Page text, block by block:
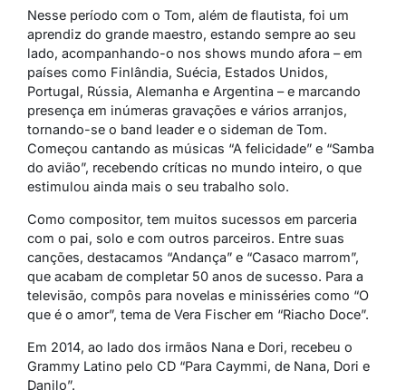
Nesse período com o Tom, além de flautista, foi um
aprendiz do grande maestro, estando sempre ao seu
lado, acompanhando-o nos shows mundo afora – em
países como Finlândia, Suécia, Estados Unidos,
Portugal, Rússia, Alemanha e Argentina – e marcando
presença em inúmeras gravações e vários arranjos,
tornando-se o band leadere o sideman de Tom.
Começou cantando as músicas “A felicidade” e “Samba
do avião”, recebendo críticas no mundo inteiro, o que
estimulou ainda mais o seu trabalho solo.
Como compositor, tem muitos sucessos em parceria
com o pai, solo e com outros parceiros. Entre suas
canções, destacamos “Andança” e “Casaco marrom”,
que acabam de completar 50 anos de sucesso. Para a
televisão, compôs para novelas e minisséries como “O
que é o amor”, tema de Vera Fischer em “Riacho Doce”.
Em 2014, ao lado dos irmãos Nana e Dori, recebeu o
Grammy Latino pelo CD “Para Caymmi, de Nana, Dori e
Danilo”.